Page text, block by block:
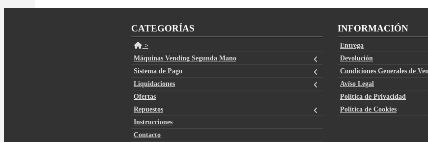
CATEGORÍAS
>
Máquinas Vending Segunda Mano
Sistema de Pago
Liquidaciones
Ofertas
Repuestos
Instrucciones
Contacto
INFORMACIÓN
Entrega
Devolución
Condiciones Generales de
Avíso Legal
Política de Privacidad
Política de Cookies